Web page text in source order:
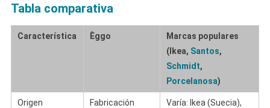
Tabla comparativa
Característica Èggo
Marcas populares
(Ikea, Santos,
Schmidt,
Porcelanosa)
Origen
Fabricación
Varía: Ikea (Suecia),